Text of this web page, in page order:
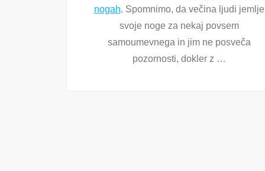
nogah. Spomnimo, da večina ljudi jemlje
svoje noge za nekaj povsem
samoumevnega in jim ne posveča
pozornosti, dokler z …